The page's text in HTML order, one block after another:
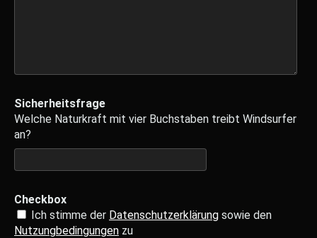
Sicherheitsfrage
Welche Naturkraft mit vier Buchstaben treibt Windsurfer
an?
Checkbox
Ich stimme der Datenschutzerklärung sowie den
Nutzungbedingungen zu